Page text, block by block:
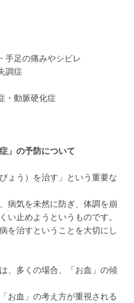
手足の痛みやシビレ
調症
・動脈硬化症
」の予防について
ょう）を治す」という重要な
病気を未然に防ぎ、体調を崩
い止めようというものです。
を治すということを大切にし
、多くの場合、「お血」の傾
お血」の考え方が重視される